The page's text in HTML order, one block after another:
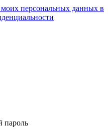
моих персональных данных в
пароль